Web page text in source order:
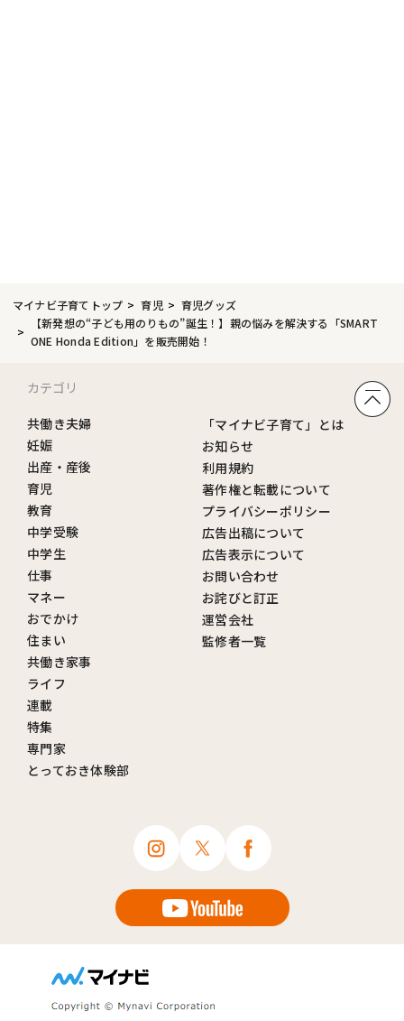
マイナビ子育てトップ 育児
育児グッズ
【新発想の“子ども用のりもの”誕生！】親の悩みを解決する「SMART
ONE Honda Edition」を販売開始！
カテゴリ
共働き夫婦
妊娠
出産・産後
育児
教育
中学受験
中学生
仕事
マネー
おでかけ
住まい
共働き家事
ライフ
連載
特集
専門家
とっておき体験部
「マイナビ子育て」とは
お知らせ
利用規約
著作権と転載について
プライバシーポリシー
広告出稿について
広告表示について
お問い合わせ
お詫びと訂正
運営会社
監修者一覧